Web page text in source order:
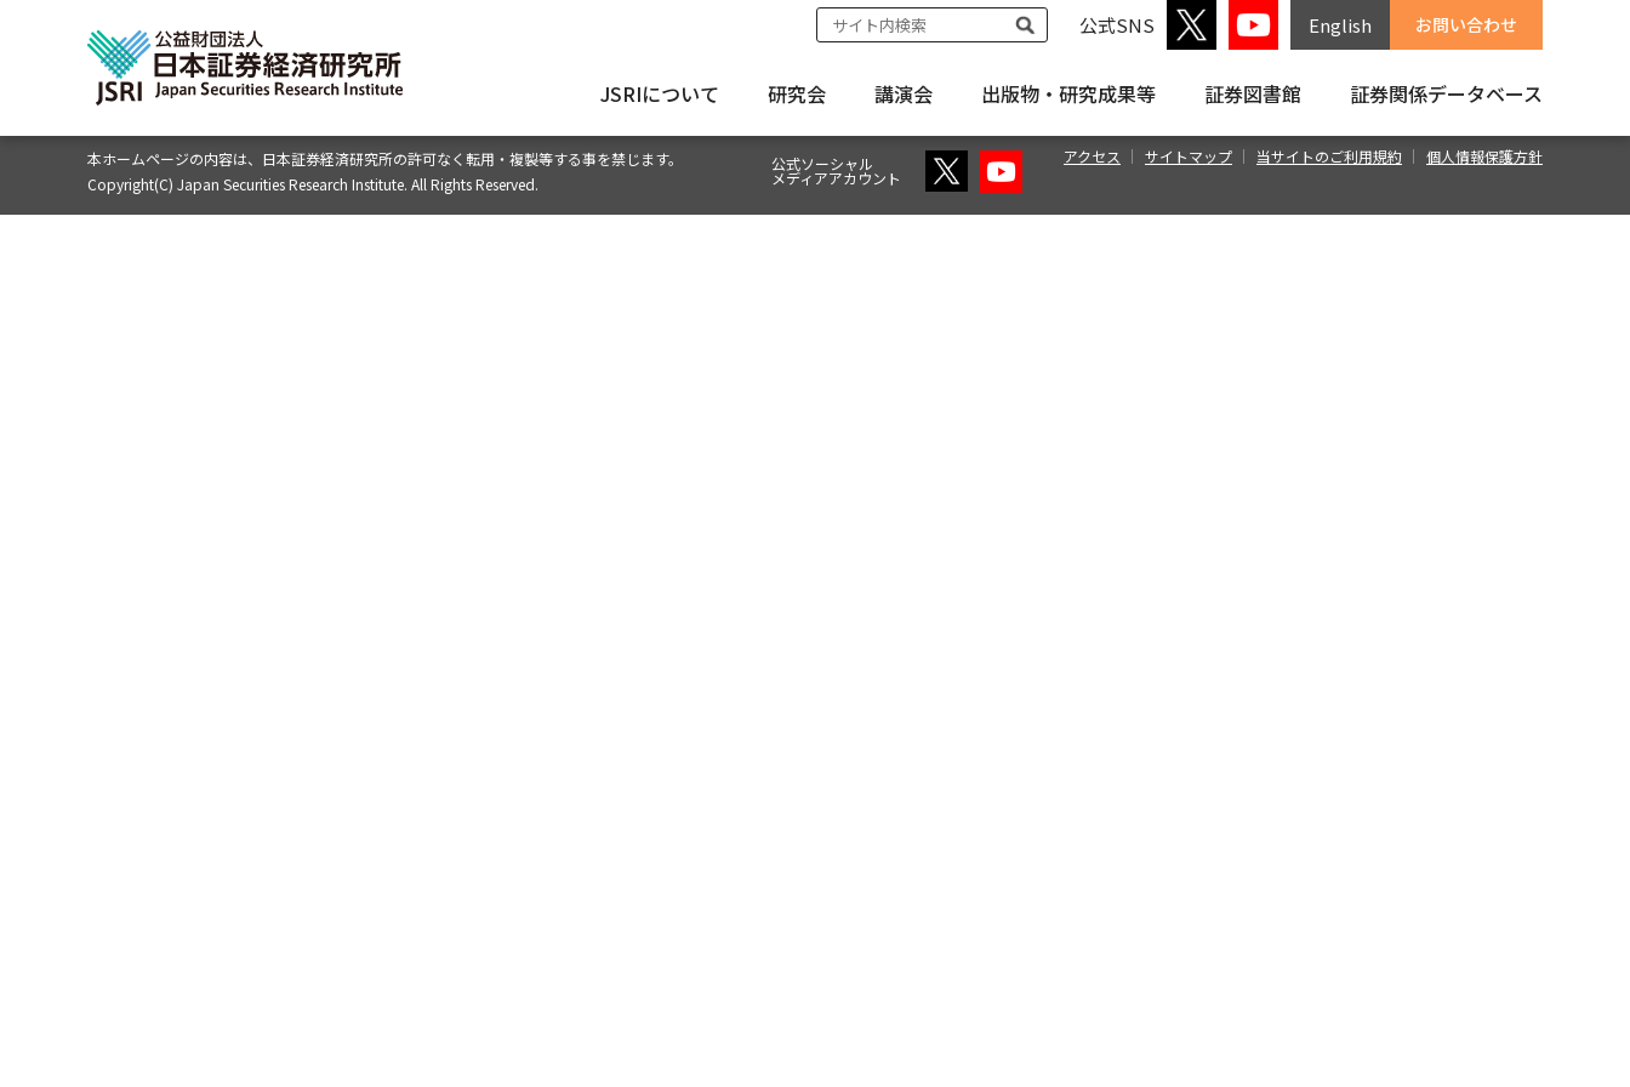
公式SNS English お問い合わせ
JSRIについて 研究会 講演会 出版物・ 研究成果等 証券図書館 証券関係データベース
アクセス サイトマップ 当サイトのご利用規約 個人情報保護方針
公式ソーシャル
メディアアカウント
本ホームページの内容は、 日本証券経済研究所の許可なく転用・複製等する事を禁じます。
Copyright(C) Japan Securities Research Institute. All Rights Reserved.